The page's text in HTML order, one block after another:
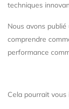
techniques
Nous avons
comprendre
performance
Cela pourrait vous